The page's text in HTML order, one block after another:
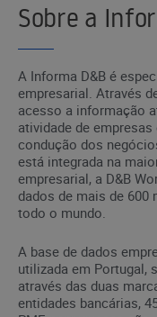
Sobre a
A Informa D&B é
empresarial. Através
acesso a informação
atividade de
condução dos
está integrada na
empresarial, a D&B
dados de mais de
todo o mundo.
A base de dados
utilizada em Portugal,
através das duas
entidades bancárias,